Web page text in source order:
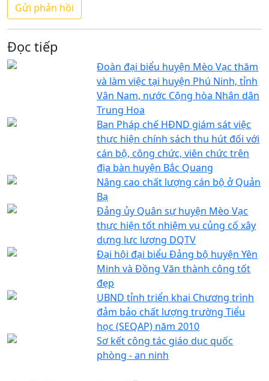
Đọc tiếp
Đoàn đại biểu huyện Mèo Vạc thăm
và làm việc tại huyện Phú Ninh, tỉnh
Vân Nam, nước Cộng hòa Nhân dân
Trung Hoa
Ban Pháp chế HĐND giám sát việc
thực hiện chính sách thu hút đối với
cán bộ, công chức, viên chức trên
địa bàn huyện Bắc Quang
Nâng cao chất lượng cán bộ ở Quản
Bạ
Đảng ủy Quân sự huyện Mèo Vạc
thực hiện tốt nhiệm vụ củng cố xây
dựng lực lượng DQTV
Đại hội đại biểu Đảng bộ huyện Yên
Minh và Đồng Văn thành công tốt
đẹp
UBND tỉnh triển khai Chương trình
đảm bảo chất lượng trường Tiểu
học (SEQAP) năm 2010
Sơ kết công tác giáo dục quốc
phòng - an ninh